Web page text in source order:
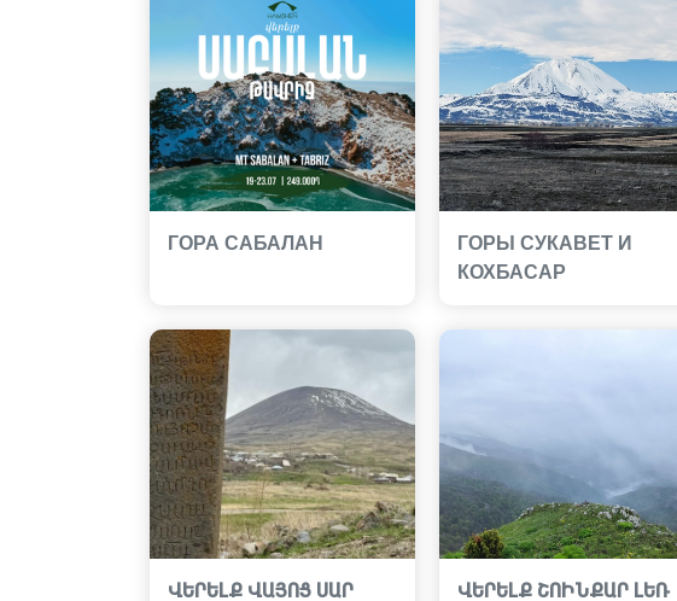
ГОРА САБАЛАН
ГОРЫ СУКАВЕТ И
КОХБАСАР
ՎԵՐԵԼՔ ՎԱՅՈՑ ՍԱՐ ՎԵՐԵԼՔ ՇՈԻՆՔԱՐ ԼԵՌ